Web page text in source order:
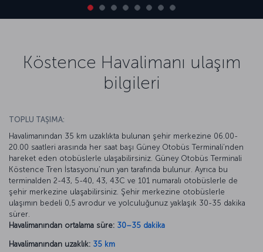
Köstence Havalimanı ulaşım
bilgileri
TOPLU TAŞIMA:
Havalimanından 35 km uzaklıkta bulunan şehir merkezine 06.00-
20.00 saatleri arasında her saat başı Güney Otobüs Terminali’nden
hareket eden otobüslerle ulaşabilirsiniz. Güney Otobüs Terminali
Köstence Tren İstasyonu’nun yan tarafında bulunur. Ayrıca bu
terminalden 2-43, 5-40, 43, 43C ve 101 numaralı otobüslerle de
şehir merkezine ulaşabilirsiniz. Şehir merkezine otobüslerle
ulaşımın bedeli 0,5 avrodur ve yolculuğunuz yaklaşık 30-35 dakika
sürer.
Havalimanından ortalama süre: 30–35 dakika
Havalimanından uzaklık: 35 km